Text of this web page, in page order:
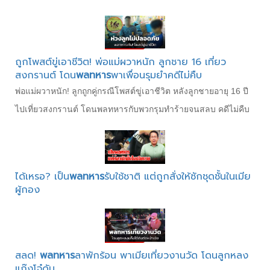
ถูกโพสต์ขู่เอาชีวิต! พ่อแม่ผวาหนัก ลูกชาย 16 เที่ยว
สงกรานต์ โดนพลทหารพาเพื่อนรุมยำคดีไม่คืบ
พ่อแม่ผวาหนัก! ลูกถูกคู่กรณีโพสต์ขู่เอาชีวิต หลังลูกชายอายุ 16 ปี
ไปเที่ยวสงกรานต์ โดนพลทหารกับพวกรุมทำร้ายจนสลบ คดีไม่คืบ
ได้เหรอ? เป็นพลทหารรับใช้ชาติ แต่ถูกสั่งให้ซักชุดชั้นในเมีย
ผู้กอง
สลด! พลทหารลาพักร้อน พาเมียเที่ยวงานวัด โดนลูกหลง